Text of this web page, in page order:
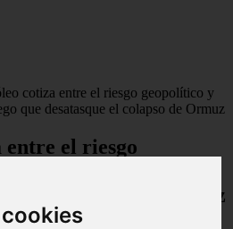
cotiza entre el riesgo geopolítico y
que desatasque el colapso de Ormuz
el riesgo
de un alto el
el colapso de Ormuz